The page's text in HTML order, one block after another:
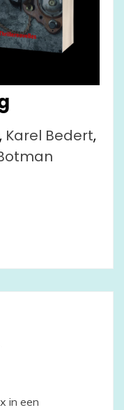
, Karel Bedert,
in een